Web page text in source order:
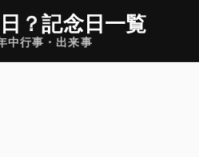
？記念日一覧
中行事・出来事